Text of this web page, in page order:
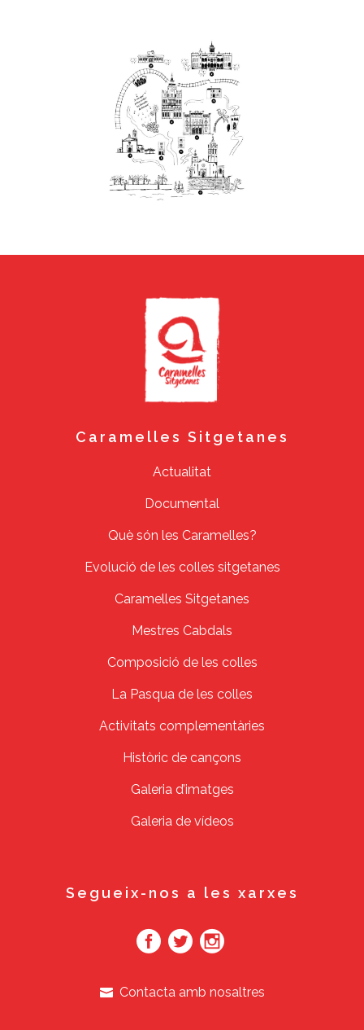
Caramelles Sitgetanes
Actualitat
Documental
Què són les Caramelles?
Evolució de les colles sitgetanes
Caramelles Sitgetanes
Mestres Cabdals
Composició de les colles
La Pasqua de les colles
Activitats complementàries
Històric de cançons
Galeria d’imatges
Galeria de vídeos
Segueix-nos a les xarxes
Contacta amb nosaltres